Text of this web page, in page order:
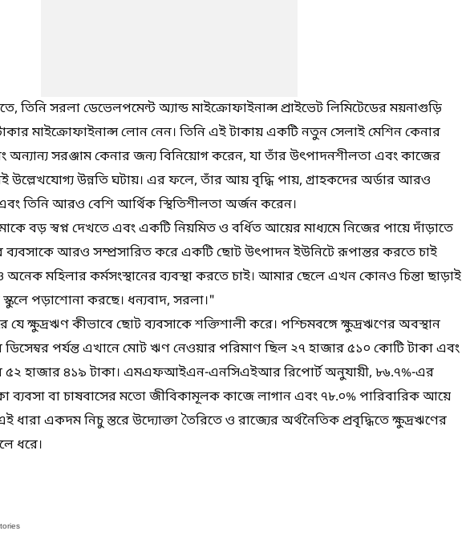
তিনি সরলা ডেভেলপমেন্ট অ্যান্ড মাইক্রোফাইনান্স প্রাইভেট লিমিটেডের ময়নাগুড়ি
মাইক্রোফাইনান্স লোন নেন। তিনি এই টাকায় একটি নতুন সেলাই মেশিন কেনার
অন্যান্য সরঞ্জাম কেনার জন্য বিনিয়োগ করেন, যা তাঁর উৎপাদনশীলতা এবং কাজের
উল্লেখযোগ্য উন্নতি ঘটায়। এর ফলে, তাঁর আয় বৃদ্ধি পায়, গ্রাহকদের অর্ডার আরও
তিনি আরও বেশি আর্থিক স্থিতিশীলতা অর্জন করেন।
বড় স্বপ্ন দেখতে এবং একটি নিয়মিত ও বর্ধিত আয়ের মাধ্যমে নিজের পায়ে দাঁড়াতে
আরও সম্প্রসারিত করে একটি ছোট উৎপাদন ইউনিটে রূপান্তর করতে চাই
মহিলার কর্মসংস্থানের ব্যবস্থা করতে চাই। আমার ছেলে এখন কোনও চিন্তা ছাড়াই
পড়াশোনা করছে। ধন্যবাদ, সরলা।"
যে ক্ষুদ্রঋণ কীভাবে ছোট ব্যবসাকে শক্তিশালী করে। পশ্চিমবঙ্গে ক্ষুদ্রঋণের অবস্থান
পর্যন্ত এখানে মোট ঋণ নেওয়ার পরিমাণ ছিল ২৭ হাজার ৫১০ কোটি টাকা এবং
৫২ হাজার ৪১৯ টাকা। এমএফআইএন-এনসিএইআর রিপোর্ট অনুযায়ী, ৮৬.৭%-এর
ব্যবসা বা চাষবাসের মতো জীবিকামূলক কাজে লাগান এবং ৭৮.০% পারিবারিক আয়ে
একদম নিচু স্তরে উদ্যোক্তা তৈরিতে ও রাজ্যের অর্থনৈতিক প্রবৃদ্ধিতে ক্ষুদ্রঋণের
ধরে।